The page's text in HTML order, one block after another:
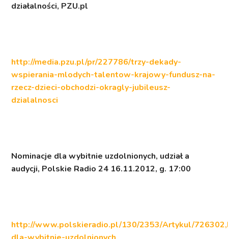
działalności, PZU.pl
http://media.pzu.pl/pr/227786/trzy-dekady-
wspierania-mlodych-talentow-krajowy-fundusz-na-
rzecz-dzieci-obchodzi-okragly-jubileusz-
dzialalnosci
Nominacje dla wybitnie uzdolnionych, udział a
audycji, Polskie Radio 24 16.11.2012, g. 17:00
http://www.polskieradio.pl/130/2353/Artykul/